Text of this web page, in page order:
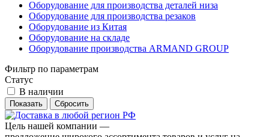
Оборудование для производства деталей низа
Оборудование для производства резаков
Оборудование из Китая
Оборудование на складе
Оборудование производства ARMAND GROUP
Фильтр по параметрам
Статус
В наличии
Сбросить
Цель нашей компании —